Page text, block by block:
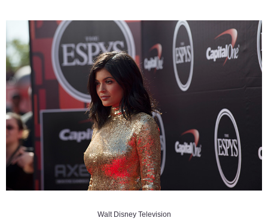
Walt Disney Television